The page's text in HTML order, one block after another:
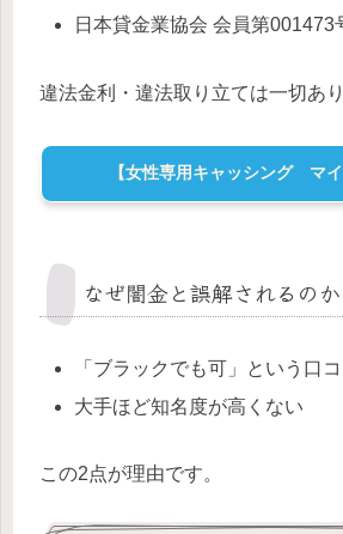
日本貸金業協会 会員第001473
違法金利・違法取り立ては一切あり
【女性専用キャッシング マイ
なぜ闇金と誤解されるのか
「ブラックでも可」という口
大手ほど知名度が高くない
この2点が理由です。